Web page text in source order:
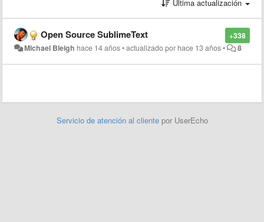
Última actualización
+338
Open Source SublimeText
Michael Bleigh hace 14 años•actualizado por hace 13 años• 8
Servicio de atención al cliente por UserEcho